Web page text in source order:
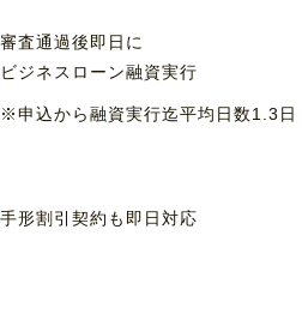
審査通過後即日に
ビジネスローン融資実行
※申込から融資実行迄平均日数1.3日
手形割引契約も 即日対応